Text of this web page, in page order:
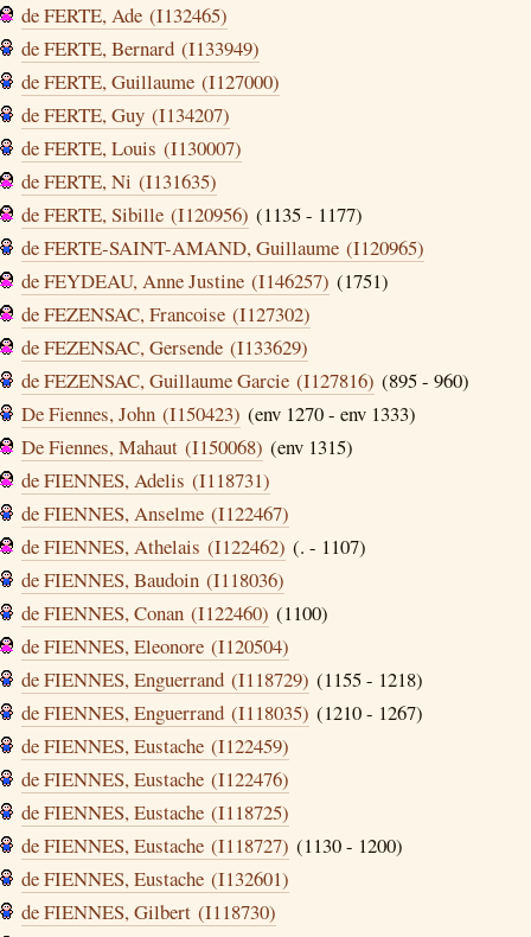
de FERTE, Ade (I132465)
de FERTE, Bernard (I133949)
de FERTE, Guillaume (I127000)
de FERTE, Guy (I134207)
de FERTE, Louis (I130007)
de FERTE, Ni (I131635)
de FERTE, Sibille (I120956) (1135 - 1177)
de FERTE-SAINT-AMAND, Guillaume (I120965)
de FEYDEAU, Anne Justine (I146257) (1751)
de FEZENSAC, Francoise (I127302)
de FEZENSAC, Gersende (I133629)
de FEZENSAC, Guillaume Garcie (I127816) (895 - 960)
De Fiennes, John (I150423) (env 1270 - env 1333)
De Fiennes, Mahaut (I150068) (env 1315)
de FIENNES, Adelis (I118731)
de FIENNES, Anselme (I122467)
de FIENNES, Athelais (I122462) (. - 1107)
de FIENNES, Baudoin (I118036)
de FIENNES, Conan (I122460) (1100)
de FIENNES, Eleonore (I120504)
de FIENNES, Enguerrand (I118729) (1155 - 1218)
de FIENNES, Enguerrand (I118035) (1210 - 1267)
de FIENNES, Eustache (I122459)
de FIENNES, Eustache (I122476)
de FIENNES, Eustache (I118725)
de FIENNES, Eustache (I118727) (1130 - 1200)
de FIENNES, Eustache (I132601)
de FIENNES, Gilbert (I118730)